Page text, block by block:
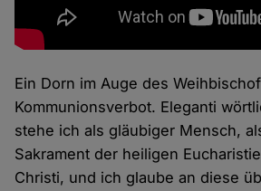
Ein Dorn im Auge des
Kommunionsverbot. Eleganti
stehe ich als gläubiger Mensch,
Sakrament der heiligen
Christi, und ich glaube an diese